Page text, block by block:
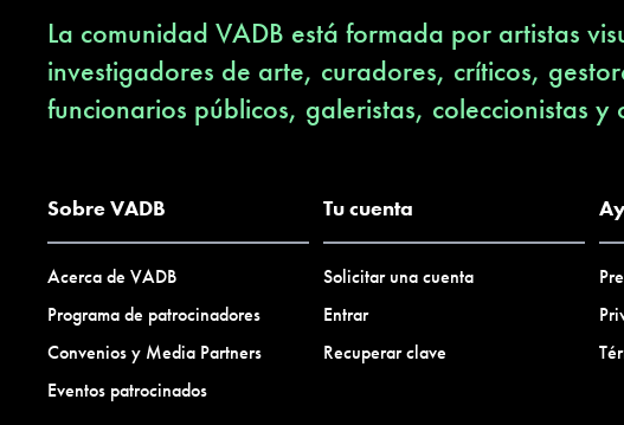
La comunidad VADB está formada por artistas
investigadores de arte, curadores, críticos,
funcionarios públicos, galeristas, coleccionistas y
Sobre VADB
Acerca de VADB
Programa de patrocinadores
Convenios y Media Partners
Eventos patrocinados
Tu cuenta
Solicitar una cuenta
Entrar
Recuperar clave